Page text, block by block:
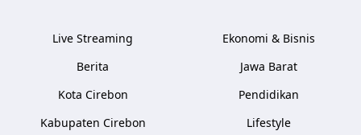
Live Streaming
Berita
Kota Cirebon
Kabupaten Cirebon
Ekonomi & Bisnis
Jawa Barat
Pendidikan
Lifestyle